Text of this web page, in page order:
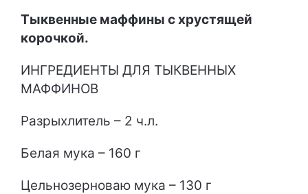
Тыквенные маффины с хрустящей
корочкой.
ИНГРЕДИЕНТЫ ДЛЯ ТЫКВЕННЫХ
МАФФИНОВ
Разрыхлитель – 2 ч.л.
Белая мука – 160 г
Цельнозерноваю мука – 130 г